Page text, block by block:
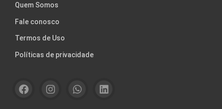
Quem Somos
Fale conosco
Termos de Uso
Políticas de privacidade